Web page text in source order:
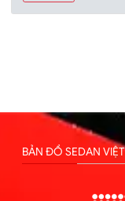
BẢN ĐỒ SEDAN VIỆT